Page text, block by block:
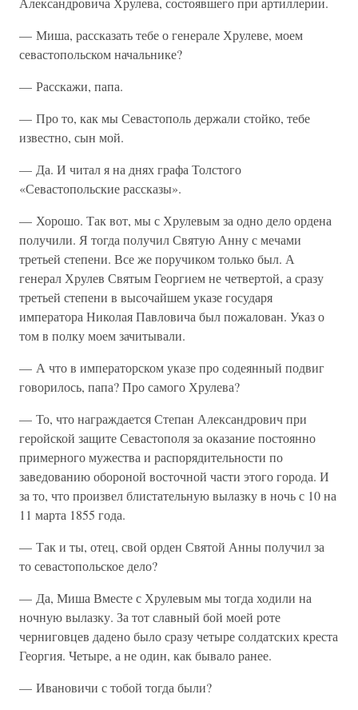
— Миша, рассказать тебе о генерале Хрулеве, моем
севастопольском начальнике?
— Расскажи, папа.
— Про то, как мы Севастополь держали стойко, тебе
известно, сын мой.
— Да. И читал я на днях графа Толстого
«Севастопольские рассказы».
— Хорошо. Так вот, мы с Хрулевым за одно дело ордена
получили. Я тогда получил Святую Анну с мечами
третьей степени. Все же поручиком только был. А
генерал Хрулев Святым Георгием не четвертой, а сразу
третьей степени в высочайшем указе государя
императора Николая Павловича был пожалован. Указ о
том в полку моем зачитывали.
— А что в императорском указе про содеянный подвиг
говорилось, папа? Про самого Хрулева?
— То, что награждается Степан Александрович при
геройской защите Севастополя за оказание постоянно
примерного мужества и распорядительности по
заведованию обороной восточной части этого города. И
за то, что произвел блистательную вылазку в ночь с 10 на
11 марта 1855 года.
— Так и ты, отец, свой орден Святой Анны получил за
то севастопольское дело?
— Да, Миша Вместе с Хрулевым мы тогда ходили на
ночную вылазку. За тот славный бой моей роте
черниговцев дадено было сразу четыре солдатских креста
Георгия. Четыре, а не один, как бывало ранее.
— Ивановичи с тобой тогда были?